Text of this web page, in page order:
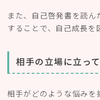
また、自己啓発書を読
することで、自己成長を
相手の立場に立っ
相手がどのような悩みを